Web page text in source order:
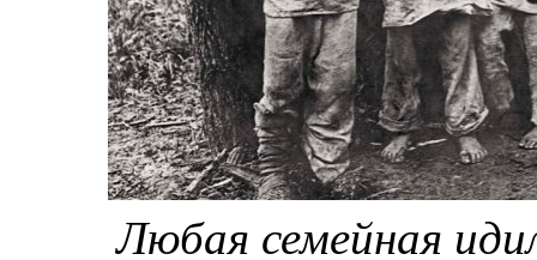
Любая семейная